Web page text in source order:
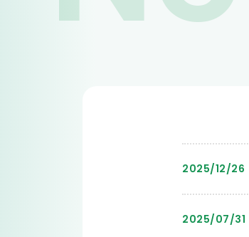
2025/12/26
2025/07/31